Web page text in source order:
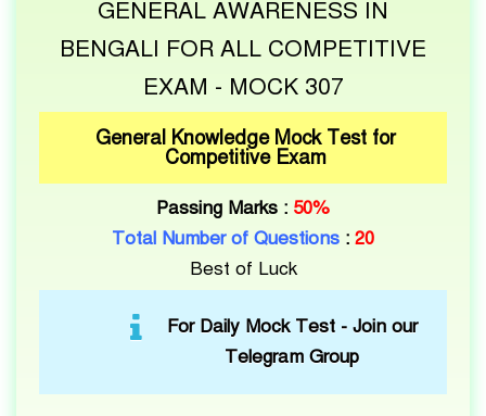
GENERAL AWARENESS IN
BENGALI FOR ALL COMPETITIVE
EXAM - MOCK 307
General Knowledge Mock Test for
Competitive Exam
Passing Marks : 50%
Total Number of Questions : 20
Best of Luck
For Daily Mock Test - Join our
Telegram Group